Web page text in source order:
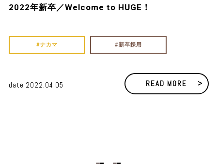
2022年新卒／Welcome to HUGE！
ナカマ 新卒採用
date 2022.04.05 READ MORE